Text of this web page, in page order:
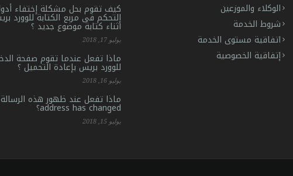
الوكلاء والموزعين
شروط الخدمة
اتفاقية مستوى الخدمة
إتفاقية الخصوصية
كيف تقوم بحل مشكلة إختفاء
التحكم فى مربع الكتابة للوورد
أثناء كتابة موضوع جديد ؟
يوليو 17, 2018
ماذا تفعل عندما تقوم صفحة
للوورد بريس بإعادة التحميل ؟
يوليو 16, 2018
address has changed؟
يوليو 15, 2018